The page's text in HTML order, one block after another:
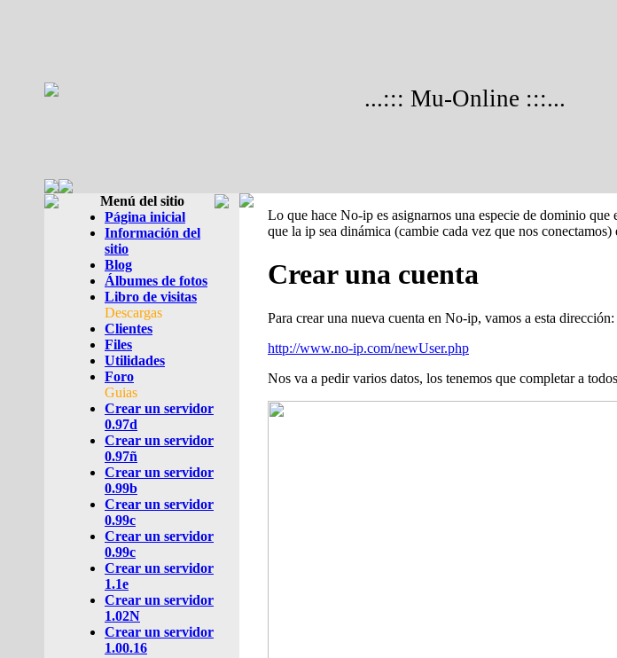
...::: Mu-Online :::...
Menú del sitio
Página inicial
Información del
sitio
Blog
Álbumes de fotos
Libro de visitas
Descargas
Clientes
Files
Utilidades
Foro
Guias
Crear un servidor
0.97d
Crear un servidor
0.97ñ
Crear un servidor
0.99b
Crear un servidor
0.99c
Crear un servidor
0.99c
Crear un servidor
1.1e
Crear un servidor
1.02N
Crear un servidor
1.00.16
Lo que hace No-ip es asignarnos una especie de dominio
que la ip sea dinámica (cambie cada vez que nos
Crear una cuenta
Para crear una nueva cuenta en No-ip, vamos a esta dirección:
http://www.no-ip.com/newUser.php
Nos va a pedir varios datos, los tenemos que completar a